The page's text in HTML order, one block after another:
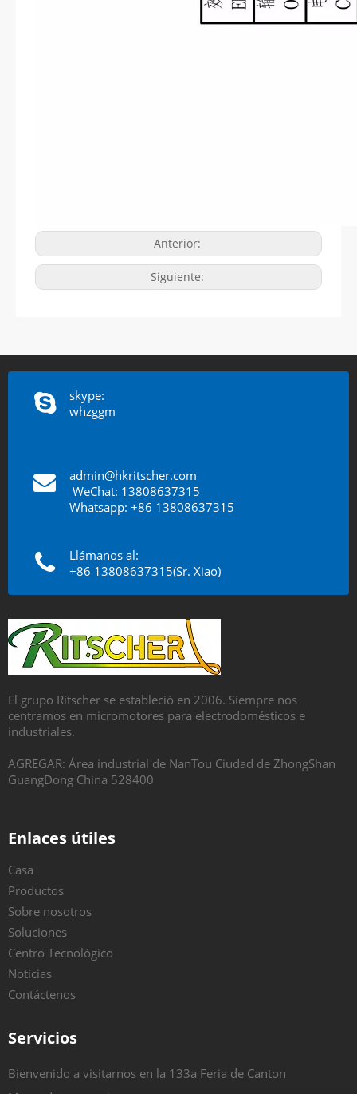
Anterior:
Siguiente:
skype:
whzggm
admin@hkritscher.com
WeChat: 13808637315
Whatsapp: +86 13808637315
Llámanos al:
+86 13808637315(Sr. Xiao)
El grupo Ritscher se estableció en 2006. Siempre nos
centramos en micromotores para electrodomésticos e
industriales.
AGREGAR: Área industrial de NanTou Ciudad de ZhongShan
GuangDong China 528400
Enlaces útiles
Casa
Productos
Sobre nosotros
Soluciones
Centro Tecnológico
Noticias
Contáctenos
Servicios
Bienvenido a visitarnos en la 133a Feria de Canton